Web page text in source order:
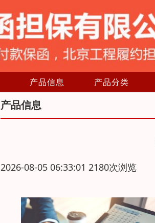
产品信息 产品分类
产品信息
2026-08-05 06:33:01 2180次浏览